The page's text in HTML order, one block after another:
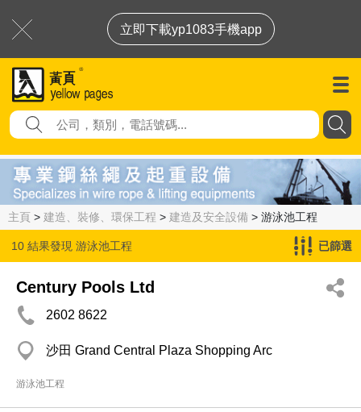
立即下載yp1083手機app
主頁 > 建造、裝修、環保工程 > 建造及安全設備 > 游泳池工程
10 結果發現 游泳池工程 已篩選
Century Pools Ltd
2602 8622
沙田 Grand Central Plaza Shopping Arc
游泳池工程